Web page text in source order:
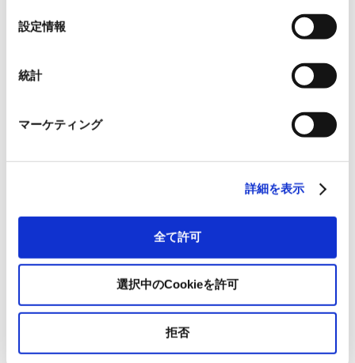
設定情報
統計
マーケティング
詳細を表示
全て許可
選択中のCookieを許可
拒否